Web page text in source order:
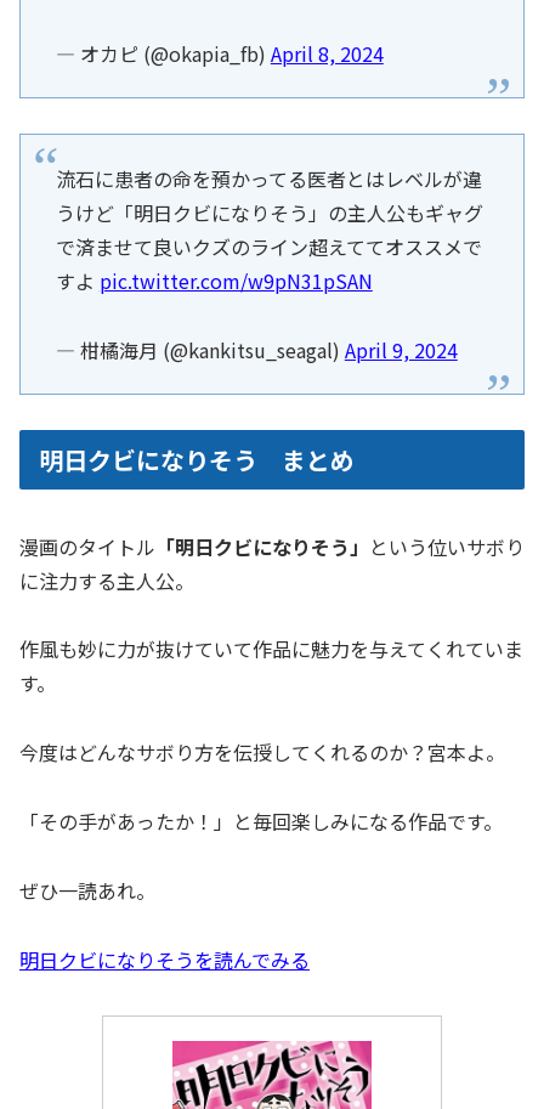
— オカピ (@okapia_fb) April 8, 2024
流石に患者の命を預かってる医者とはレベルが違
うけど「明日クビになりそう」の主人公もギャグ
で済ませて良いクズのライン超えててオススメで
すよ pic.twitter.com/w9pN31pSAN
— 柑橘海月 (@kankitsu_seagal) April 9, 2024
明日クビになりそう まとめ
漫画のタイトル 「明日クビになりそう」 という位いサボり
に注力する主人公。
作風も妙に力が抜けていて作品に魅力を与えてくれていま
す。
今度はどんなサボり方を伝授してくれるのか？宮本よ。
「その手があったか！」と毎回楽しみになる作品です。
ぜひ一読あれ。
明日クビになりそうを読んでみる